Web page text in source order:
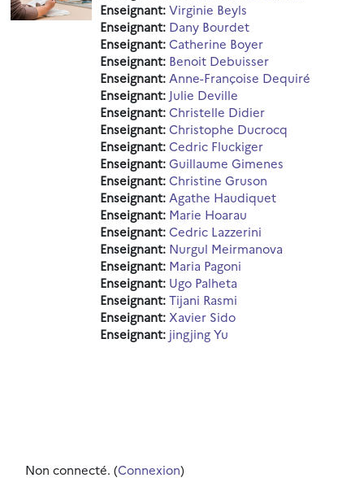
Enseignant:Virginie Beyls
Enseignant: Dany Bourdet
Enseignant:Catherine Boyer
Enseignant: Benoit Debuisser
Enseignant: Anne-Françoise Dequiré
Enseignant: Julie Deville
Enseignant:Christelle Didier
Enseignant:Christophe Ducrocq
Enseignant:Cedric Fluckiger
Enseignant:Guillaume Gimenes
Enseignant:Christine Gruson
Enseignant: Agathe Haudiquet
Enseignant: Marie Hoarau
Enseignant:Cedric Lazzerini
Enseignant: Nurgul Meirmanova
Enseignant: Maria Pagoni
Enseignant: Ugo Palheta
Enseignant:Tijani Rasmi
Enseignant: Xavier Sido
Enseignant: jingjing Yu
Non connecté. (Connexion)